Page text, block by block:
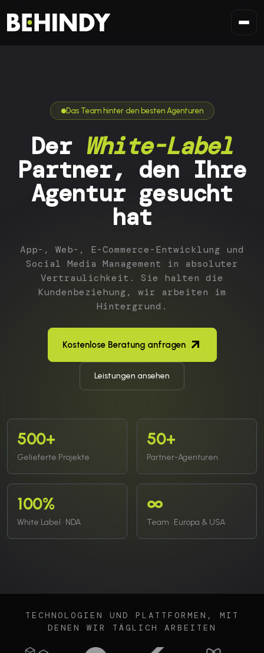
Zum Inhalt springen
Das Team hinter den besten Agenturen
Der White-Label
Partner, den Ihre
Agentur gesucht
hat
App-, Web-, E-Commerce-Entwicklung und
Social Media Management in absoluter
Vertraulichkeit. Sie halten die
Kundenbeziehung, wir arbeiten im
Hintergrund.
Kostenlose Beratung anfragen
Leistungen ansehen
500+
Gelieferte Projekte
50+
Partner-Agenturen
100%
White Label · NDA
∞
Team · Europa & USA
TECHNOLOGIEN UND PLATTFORMEN, MIT
DENEN WIR TÄGLICH ARBEITEN